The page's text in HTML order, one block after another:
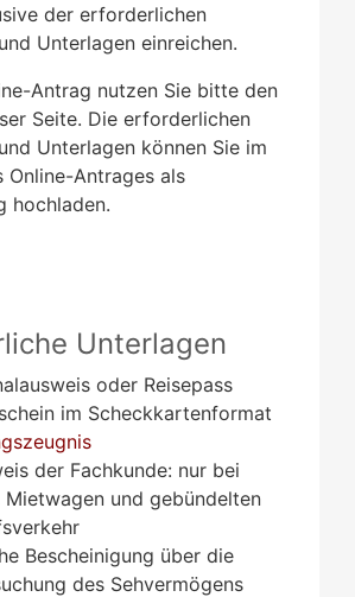
der erforderlichen
Unterlagen einreichen.
Antrag nutzen Sie bitte den
Seite. Die erforderlichen
Unterlagen können Sie im
Online-Antrages als
hochladen.
Unterlagen
oder Reisepass
im Scheckkartenformat
der Fachkunde: nur bei
Mietwagen und gebündelten
Bescheinigung über die
des Sehvermögens